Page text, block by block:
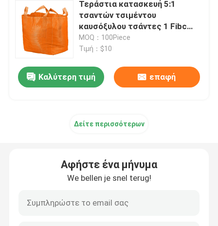
Τσάντες εγγράφου Multiwall
Τεράστιες τσάντες τσιμέντου
Σάκοι για ξηρά μείγματα
Τσάντα συσκευασίας λιπάσματος
Τοποθετημένες σε στρώματα BOPP υφαμένες PP
Τεράστια κατασκευή 5:1
τσαντών τσιμέντου
καυσόξυλου τσάντες 1 Fibc
τόνου υφαμένες PP
MOQ：100Piece
Τιμή：$10
Καλύτερη τιμή επαφή
Δείτε περισσότερων
Αφήστε ένα μήνυμα
We bellen je snel terug!